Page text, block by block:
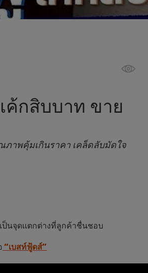
ค้กสิบบาท ขาย
ภาพคุ้มเกินราคา เคล็ดลับมัดใจ
นจุดแตกต่างที่ลูกค้าชื่นชอบ
“เบสท์ฟู้ดส์”